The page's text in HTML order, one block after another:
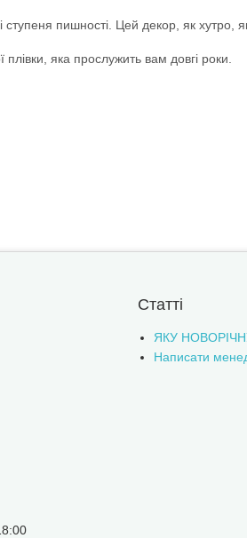
ступеня пишності. Цей декор, як
яка прослужить вам довгі роки.
Статті
ЯКУ
Написати